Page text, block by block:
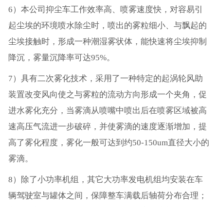
6）本公司抑尘车工作效率高、喷雾速度快，对容易引
起尘埃的环境喷水除尘时，喷出的雾粒细小、与飘起的
尘埃接触时，形成一种潮湿雾状体，能快速将尘埃抑制
降沉，雾量沉降率可达95%。
7）具有二次雾化技术，采用了一种特定的起涡轮风助
装置改变风向使之与雾粒的流动方向形成一个夹角，促
进水雾化充分，当雾滴从喷嘴中喷出后在喷雾区域被高
速高压气流进一步破碎，并使雾滴的速度逐渐增加，提
高了雾化程度，雾化一般可达到约50-150um直径大小的
雾滴。
8）除了小功率机组，其它大功率发电机组均安装在车
辆驾驶室与罐体之间，保障整车满载后轴荷分布合理；